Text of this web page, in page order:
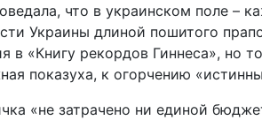
что в украинском поле –
Украины длиной пошитого
«Книгу рекордов Гиннеса», но
показуха, к огорчению
«не затрачено ни единой